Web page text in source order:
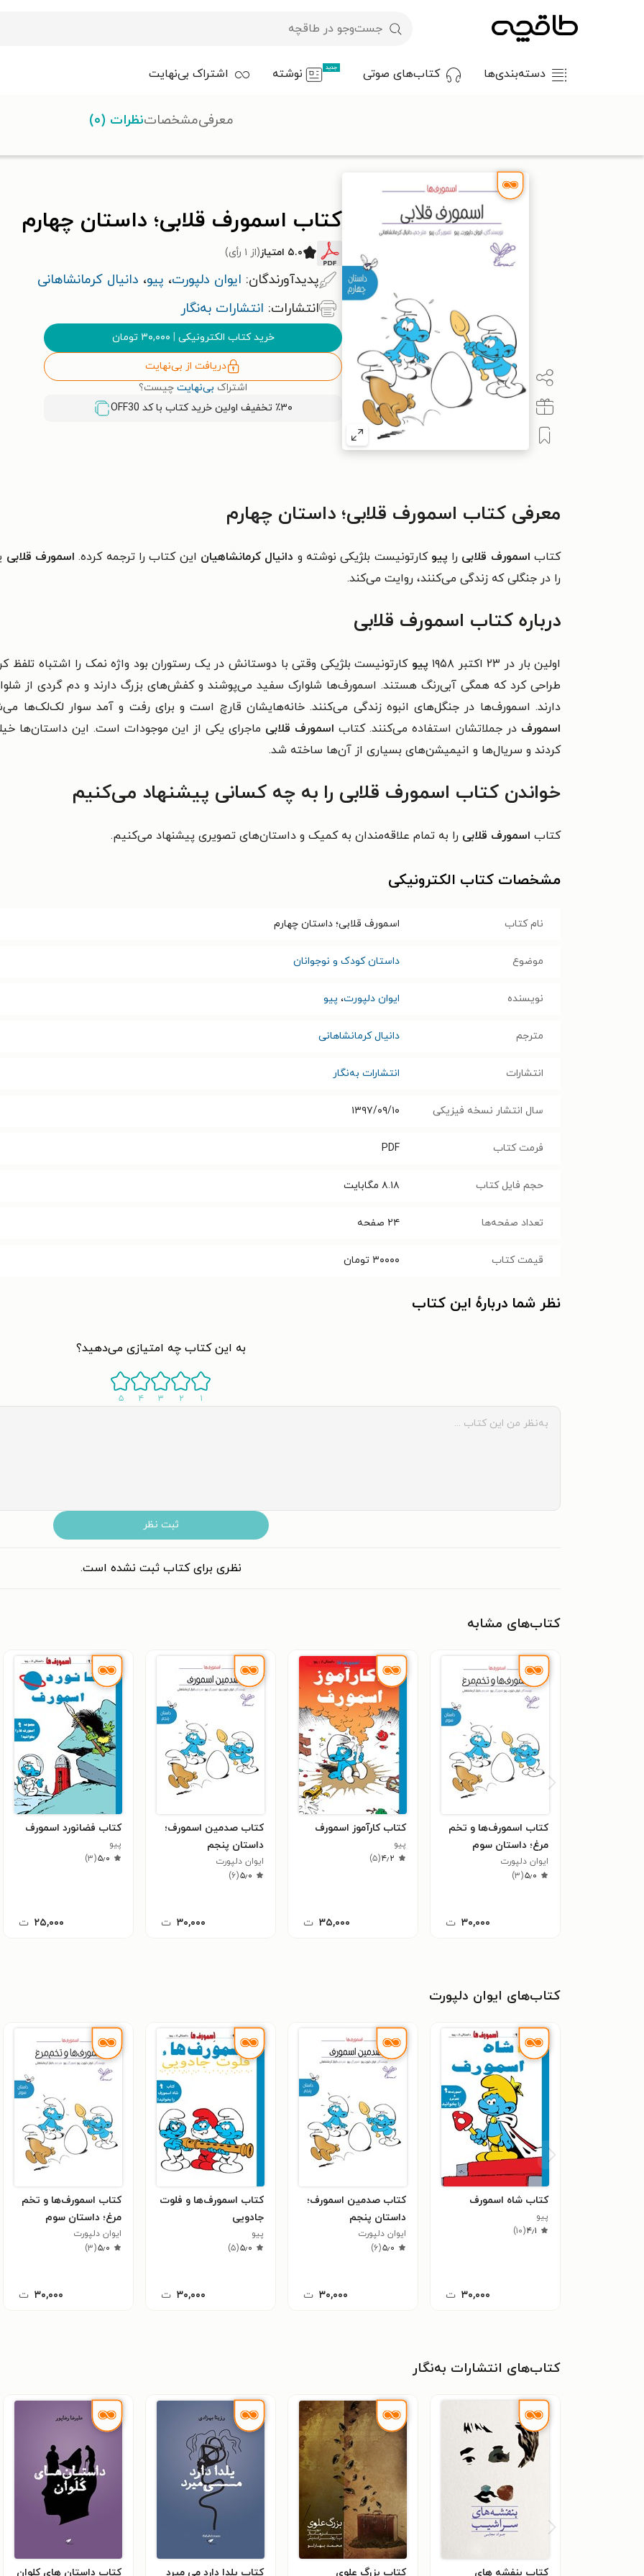
دسته‌بندی‌ها کتاب‌های صوتی جدید نوشته اشتراک بی‌نهایت
کتاب اسمورف قلابی؛ داستان چهارم
۵.۰ امتیاز (از ۱ رأی)
پدیدآورندگان: ایوان دلپورت، پیو، دانیال کرمانشاهانی
انتشارات: انتشارات به‌نگار
خرید کتاب الکترونیکی ۳۰,۰۰۰ تومان
دریافت از بی‌نهایت
اشتراک بی‌نهایت چیست؟
٪۳۰ تخفیف اولین خرید کتاب با کد
OFF30
معرفیمشخصاتنظرات (۰)
معرفی کتاب اسمورف قلابی؛ داستان چهارم
کتاب اسمورف قلابی را پیوکارتونیست بلژیکی نوشته و دانیال کرمانشاهیان این کتاب را ترجمه کرده. اسمورف قلابی
را در جنگلی که زندگی می‌کنند، روایت می‌کند.
درباره کتاب اسمورف قلابی
اولین بار در ۲۳ اکتبر ۱۹۵۸ پیوکارتونیست بلژیکی وقتی با دوستانش در یک رستوران بود واژه نمک را اشتباه تلفظ
طراحی کرد که همگی آبی‌رنگ هستند. اسمورف‌ها شلوارک سفید می‌پوشند و کفش‌های بزرگ دارند و دم گردی از
دارند. اسمورف‌ها در جنگل‌های انبوه زندگی می‌کنند. خانه‌هایشان قارچ‌ است و برای رفت و آمد سوار لک‌لک‌ها
اسمورف در جملاتشان استفاده می‌کنند. کتاباسمورف قلابی ماجرای یکی از این موجودات است. این داستان‌ها
کردند و سریال‌ها و انیمیشن‌های بسیاری از آن‌ها ساخته شد.
خواندن کتاب اسمورف قلابی را به چه کسانی پیشنهاد می‌کنیم
کتاب اسمورف قلابی را به تمام علاقه‌مندان به کمیک و داستان‌های تصویری پیشنهاد می‌کنیم.
مشخصات کتاب الکترونیکی
نام کتاب اسمورف قلابی؛ داستان چهارم
موضوع داستان کودک و نوجوانان
نویسنده ایوان دلپورت، پیو
مترجم دانیال کرمانشاهانی
انتشارات انتشارات به‌نگار
سال انتشار نسخه فیزیکی ۱۳۹۷/۰۹/۱۰
فرمت کتاب PDF
حجم فایل کتاب ۸.۱۸ مگابایت
تعداد صفحه‌ها ۲۴ صفحه
قیمت کتاب ۳۰۰۰۰ تومان
نظر شما دربارهٔ این کتاب
به این کتاب چه امتیازی می‌دهید؟
۱ ۲ ۳ ۴ ۵
ثبت نظر
نظری برای کتاب ثبت نشده است.
کتاب‌های مشابه
کتاب اسمورف‌ها و تخم
مرغ؛ داستان سوم
ایوان دلپورت
۵٫۰(۳)
۳۰,۰۰۰ ت
کتاب کارآموز اسمورف
پیو
۴٫۲(۵)
۳۵,۰۰۰ ت
کتاب صدمین اسمورف؛
داستان پنجم
ایوان دلپورت
۵٫۰(۶)
۳۰,۰۰۰ ت
کتاب فضانورد اسمورف
پیو
۵٫۰(۳)
۲۵,۰۰۰ ت
کتاب‌های ایوان دلپورت
کتاب شاه اسمورف
پیو
۴٫۱(۱۰)
۳۰,۰۰۰ ت
کتاب صدمین اسمورف؛
داستان پنجم
ایوان دلپورت
۵٫۰(۶)
۳۰,۰۰۰ ت
کتاب اسمورف‌ها و فلوت
جادویی
پیو
۵٫۰(۵)
۳۰,۰۰۰ ت
کتاب اسمورف‌ها و تخم
مرغ؛ داستان سوم
ایوان دلپورت
۵٫۰(۳)
۳۰,۰۰۰ ت
کتاب‌های انتشارات به‌نگار
کتاب بنفشه های کتاب بزرگ علوی کتاب یلدا دارد می میرد کتاب داستان های کلوان